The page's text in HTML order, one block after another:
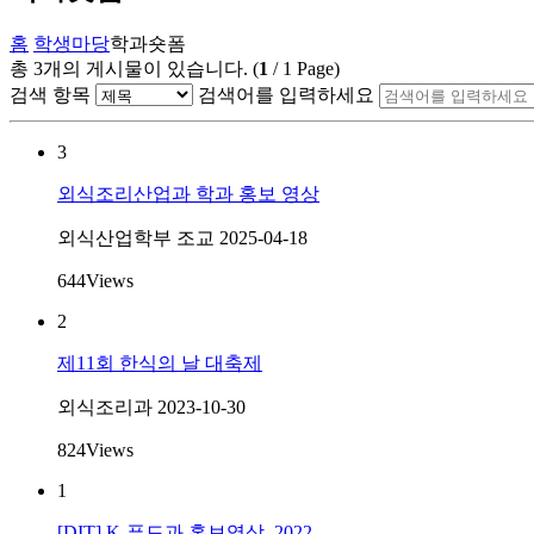
홈 학생마당학과숏폼
총 3개의 게시물이 있습니다. (1 / 1 Page)
검색 항목
검색어를 입력하세요
3
외식조리산업과 학과 홍보 영상
외식산업학부 조교 2025-04-18
644Views
2
제11회 한식의 날 대축제
외식조리과 2023-10-30
824Views
1